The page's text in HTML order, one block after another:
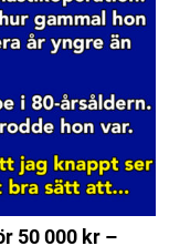
50 000 kr –